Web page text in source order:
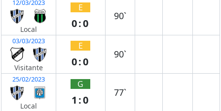
12/03/2023
Local
E
0:0
90`
03/03/2023
Visitante
E
0:0
90`
25/02/2023
Local
G
1:0
77`